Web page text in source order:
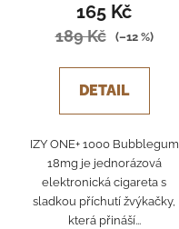
165 Kč
189 Kč (–12 %)
DETAIL
IZY ONE+ 1000 Bubblegum
18mg je jednorázová
elektronická cigareta s
sladkou příchutí žvýkačky,
která přináší...